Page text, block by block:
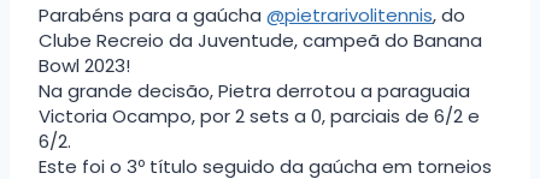
Parabéns para a gaúcha @pietrarivolitennis, do
Clube Recreio da Juventude, campeã do Banana
Bowl 2023!
Na grande decisão, Pietra derrotou a paraguaia
Victoria Ocampo, por 2 sets a 0, parciais de 6/2 e
6/2.
Este foi o 3º título seguido da gaúcha em torneios